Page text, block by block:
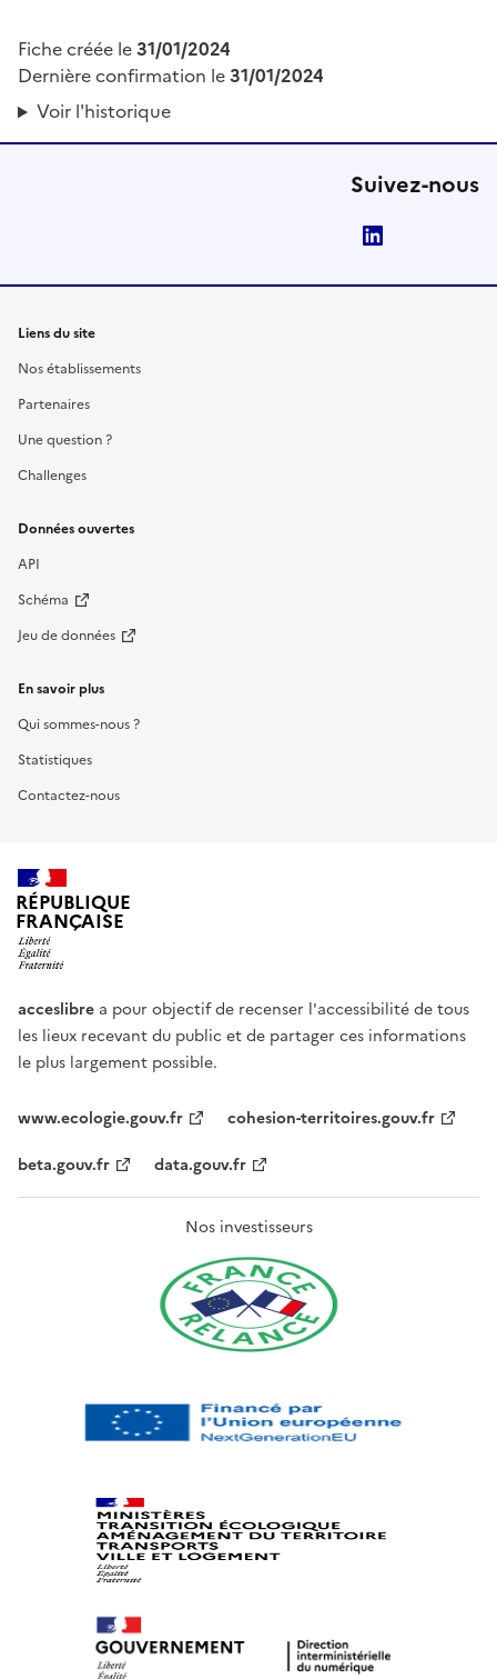
Fiche créée le31/01/2024
Dernière confirmation le31/01/2024
Voir l'historique
Suivez-nous
Liens du site
Nos établissements
Partenaires
Une question ?
Challenges
Données ouvertes
API
Schéma
Jeu de données
En savoir plus
Qui sommes-nous ?
Statistiques
Contactez-nous
RÉPUBLIQUE
FRANÇAISE
acceslibre a pour objectif de recenser l'accessibilité de tous
les lieux recevant du public et de partager ces informations
le plus largement possible.
www.ecologie.gouv.fr
cohesion-territoires.gouv.fr
beta.gouv.fr
data.gouv.fr
Nos investisseurs